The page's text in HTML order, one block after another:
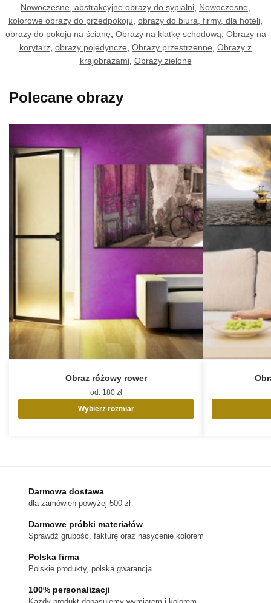
Nowoczesne, abstrakcyjne obrazy do sypialni Nowoczesne,
kolorowe obrazy do przedpokoju obrazy do biura, firmy, dla hoteli
obrazy do pokoju na ścianę Obrazy na klatkę schodową Obrazy na
korytarz obrazy pojedyncze Obrazy przestrzenne Obrazy z
krajobrazami, Obrazy zielone
Polecane obrazy
Obraz różowy rower
od: 180 zł
Wybierz rozmiar
wybrać
stronie
produktu
Darmowa dostawa
dla zamówień powyżej 500 zł
Darmowe próbki materiałów
Sprawdź grubość, fakturę oraz nasycenie kolorem
Polska firma
Polskie produkty, polska gwarancja
100% personalizacji